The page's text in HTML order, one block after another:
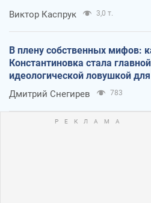
Виктор Каспрук 3,0 т.
В плену собственных мифов:
Константиновка стала главной
идеологической ловушкой
оккупантов
Дмитрий Снегирев 783